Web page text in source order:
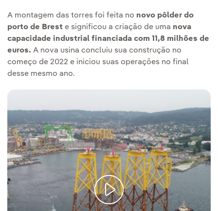
A montagem das torres foi feita no novo pôlder do
porto de Brest e significou a criação de uma nova
capacidade industrial financiada com 11,8 milhões de
euros. A nova usina concluiu sua construção no
começo de 2022 e iniciou suas operações no final
desse mesmo ano.